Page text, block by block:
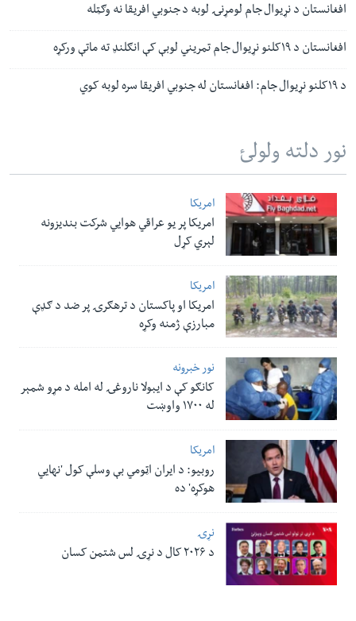
افغانستان د نړیوال جام لومړنۍ لوبه د جنوبي افریقا نه وګټله
افغانستان د ۱۹کلنو نړیوال جام تمریني لوبې کې انګلنډ ته ماتې ورکړه
د ۱۹کلنو نړیوال جام: افغانستان له جنوبي افریقا سره لوبه کوي
نور دلته ولولئ
امریکا
امریکا پر یو عراقي هوایي شرکت بندیزونه
لېري کړل
امریکا
امریکا او پاکستان د ترهګرۍ پر ضد د ګډې
مبارزې ژمنه وکړه
نور خبرونه
کانګو کې د ایبولا ناروغۍ له امله د مړو شمېر
له ۱۷۰۰ واوښت
امریکا
روبیو: د ایران اټومي بې وسلې کول 'نهايي
هوکړه' ده
نړۍ
د ۲۰۲۶ کال د نړۍ لس شتمن کسان